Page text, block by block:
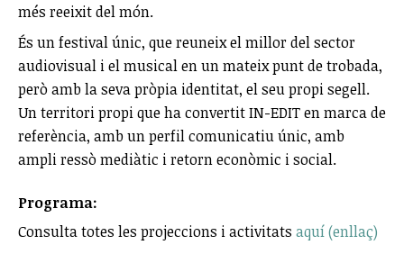
més reeixit del món.
És un festival únic, que reuneix el millor del sector
audiovisual i el musical en un mateix punt de trobada,
però amb la seva pròpia identitat, el seu propi segell.
Un territori propi que ha convertit IN-EDIT en marca de
referència, amb un perfil comunicatiu únic, amb
ampli ressò mediàtic i retorn econòmic i social.
Programa:
Consulta totes les projeccions i activitats aquí (enllaç)